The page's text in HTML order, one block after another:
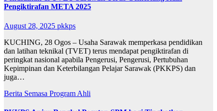
Pengiktirafan META 2025
August 28, 2025 pkkps
KUCHING, 28 Ogos – Usaha Sarawak memperkasa pendidikan
dan latihan teknikal (TVET) terus mendapat pengiktirafan di
peringkat nasional apabila Pengerusi, Pengerusi, Pertubuhan
Kepimpinan dan Keterbilangan Pelajar Sarawak (PKKPS) dan
juga…
Berita Semasa Program Ahli